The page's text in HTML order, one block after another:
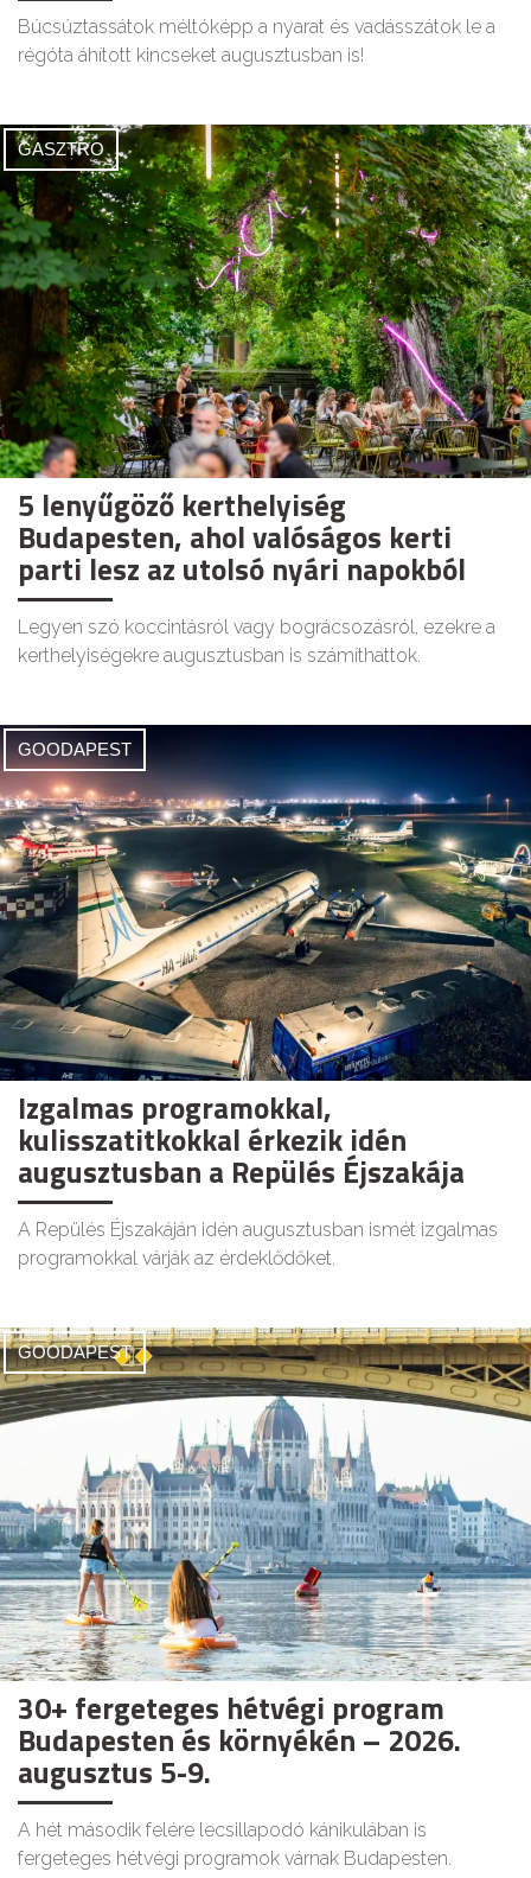
Búcsúztassátok méltóképp a nyarat és vadásszátok le a
régóta áhított kincseket augusztusban is!
GASZTRO
5 lenyűgöző kerthelyiség
Budapesten, ahol valóságos kerti
parti lesz az utolsó nyári napokból
Legyen szó koccintásról vagy bográcsozásról, ezekre a
kerthelyiségekre augusztusban is számíthattok.
GOODAPEST
Izgalmas programokkal,
kulisszatitkokkal érkezik idén
augusztusban a Repülés Éjszakája
A Repülés Éjszakáján idén augusztusban ismét izgalmas
programokkal várják az érdeklődőket.
GOODAPEST
30+ fergeteges hétvégi program
Budapesten és környékén – 2026.
augusztus 5-9.
A hét második felére lecsillapodó kánikulában is
fergeteges hétvégi programok várnak Budapesten.